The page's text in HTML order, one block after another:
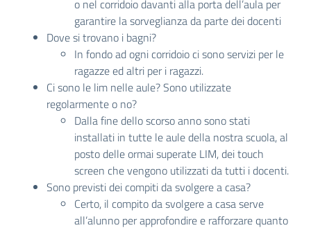
o nel corridoio davanti alla porta dell’aula per
garantire la sorveglianza da parte dei docenti
Dove si trovano i bagni?
In fondo ad ogni corridoio ci sono servizi per le
ragazze ed altri per i ragazzi.
Ci sono le lim nelle aule? Sono utilizzate
regolarmente o no?
Dalla fine dello scorso anno sono stati
installati in tutte le aule della nostra scuola, al
posto delle ormai superate LIM, dei touch
screen che vengono utilizzati da tutti i docenti.
Sono previsti dei compiti da svolgere a casa?
Certo, il compito da svolgere a casa serve
all’alunno per approfondire e rafforzare quanto